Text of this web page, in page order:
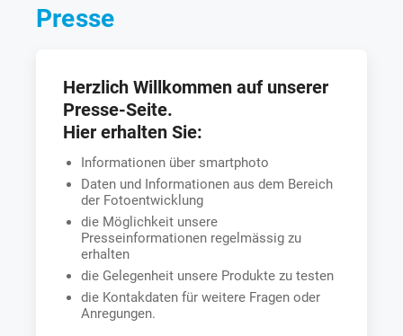
Presse
Herzlich Willkommen auf unserer
Presse-Seite.
Hier erhalten Sie:
Informationen über smartphoto
Daten und Informationen aus dem Bereich
der Fotoentwicklung
die Möglichkeit unsere
Presseinformationen regelmässig zu
erhalten
die Gelegenheit unsere Produkte zu testen
die Kontakdaten für weitere Fragen oder
Anregungen.